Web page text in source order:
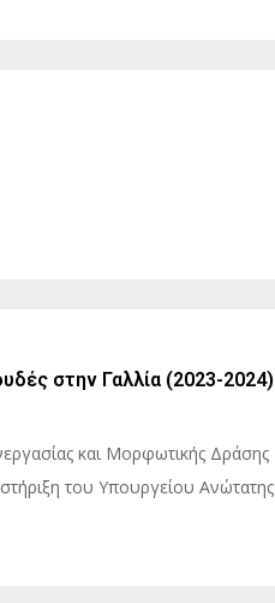
στην Γαλλία (2023-2024)
και Μορφωτικής Δράσης
του Υπουργείου Ανώτατης